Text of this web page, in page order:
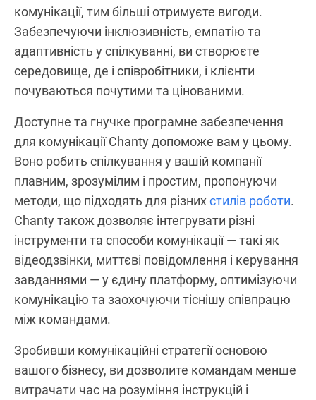
комунікації, тим більші отримуєте вигоди.
Забезпечуючи інклюзивність, емпатію та
адаптивність у спілкуванні, ви створюєте
середовище, де і співробітники, і клієнти
почуваються почутими та цінованими.
Доступне та гнучке програмне забезпечення
для комунікації Chanty допоможе вам у цьому.
Воно робить спілкування у вашій компанії
плавним, зрозумілим і простим, пропонуючи
методи, що підходять для різнихстилів роботи.
Chanty також дозволяє інтегрувати різні
інструменти та способи комунікації — такі як
відеодзвінки, миттєві повідомлення і керування
завданнями — у єдину платформу, оптимізуючи
комунікацію та заохочуючи тіснішу співпрацю
між командами.
Зробивши комунікаційні стратегії основою
вашого бізнесу, ви дозволите командам менше
витрачати час на розуміння інструкцій і